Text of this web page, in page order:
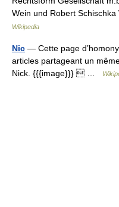
Wein und Robert
Wikipedia
Nic — Cette page
articles partageant un
Nick. {{{image}}}  …